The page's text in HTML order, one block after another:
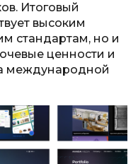
Итоговый
высоким
стандартам, но и
ценности и
международной